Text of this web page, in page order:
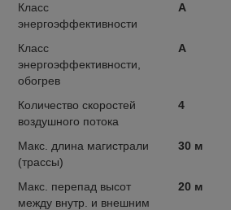
Класс
энергоэффективности
A
Класс
энергоэффективности,
обогрев
A
Количество скоростей
воздушного потока
4
Макс. длина магистрали
(трассы)
30 м
Макс. перепад высот
между внутр. и внешним
20 м